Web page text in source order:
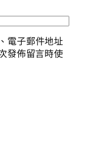
電子郵件地址
發佈留言時使